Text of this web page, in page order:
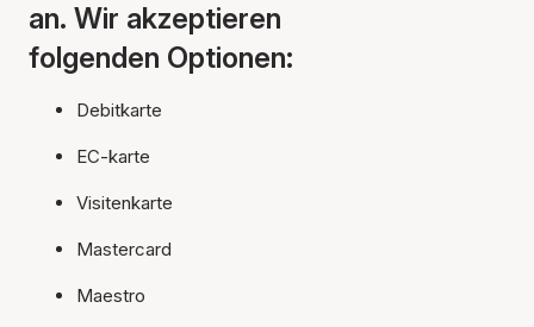
an. Wir akzeptieren
folgenden Optionen:
Debitkarte
EC-karte
Visitenkarte
Mastercard
Maestro